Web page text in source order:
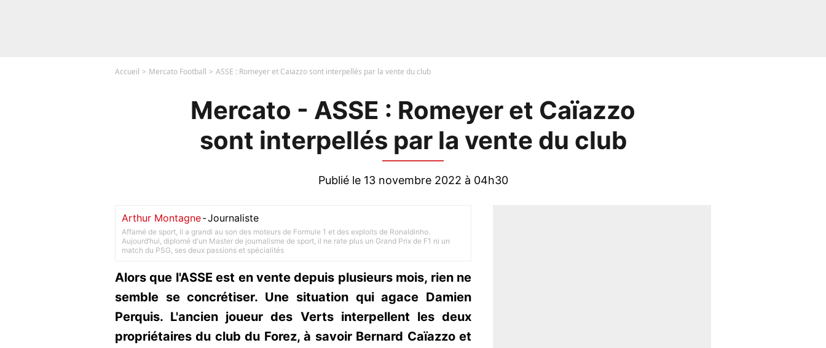
Accueil Mercato Football ASSE : Romeyer et Caïazzo sont interpellés par la vente du club
Mercato - ASSE : Romeyer et Caïazzo
sont interpellés par la vente du club
Publié le 13 novembre 2022 à 04h30
Arthur Montagne-Journaliste
Affamé de sport, il a grandi au son des moteurs de Formule 1 et des exploits de Ronaldinho.
Aujourd’hui, diplomé d'un Master de journalisme de sport, il ne rate plus un Grand Prix de F1 ni un
match du PSG, ses deux passions et spécialités
Alors que l'ASSE est en vente depuis plusieurs mois, rien ne
semble se concrétiser. Une situation qui agace Damien
Perquis. L'ancien joueur des Verts interpellent les deux
propriétaires du club du Forez, à savoir Bernard Caïazzo et